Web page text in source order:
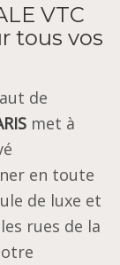
VTC
tous vos
de
met à
en toute
de luxe et
rues de la